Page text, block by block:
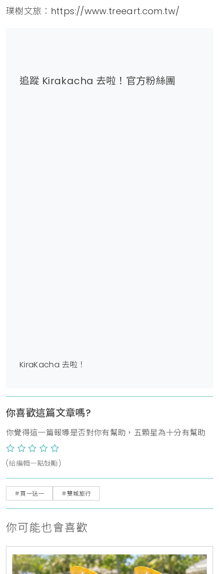
璞樹文旅： https://www.treeart.com.tw/
追蹤 Kirakacha 去啦！官方粉絲團
KiraKacha 去啦！
你喜歡這篇文章嗎?
你覺得這一篇報導是否對你有幫助，五顆星為十分有幫助
(給編輯一點鼓勵)
＃買一送一 ＃雙城旅行
你可能也會喜歡